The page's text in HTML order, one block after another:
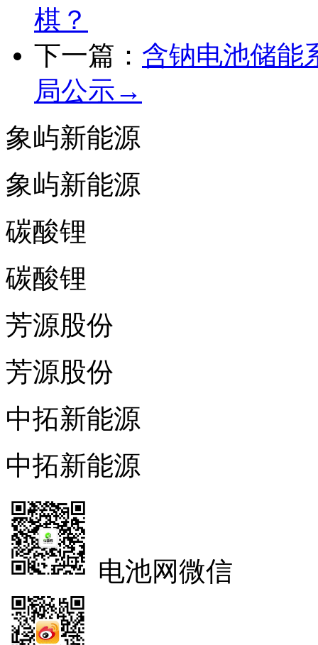
棋？
下一篇： 含钠电池储能
局公示→
象屿新能源
象屿新能源
碳酸锂
碳酸锂
芳源股份
芳源股份
中拓新能源
中拓新能源
电池网微信